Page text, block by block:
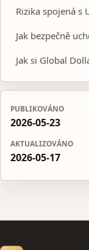
Rizika spojená s
Jak bezpečně
Jak si Global
PUBLIKOVÁNO
2026-05-23
AKTUALIZOVÁNO
2026-05-17